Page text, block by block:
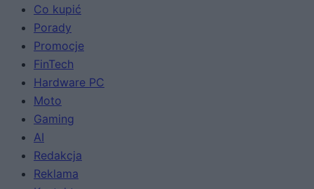
Co kupić
Porady
Promocje
FinTech
Hardware PC
Moto
Gaming
AI
Redakcja
Reklama